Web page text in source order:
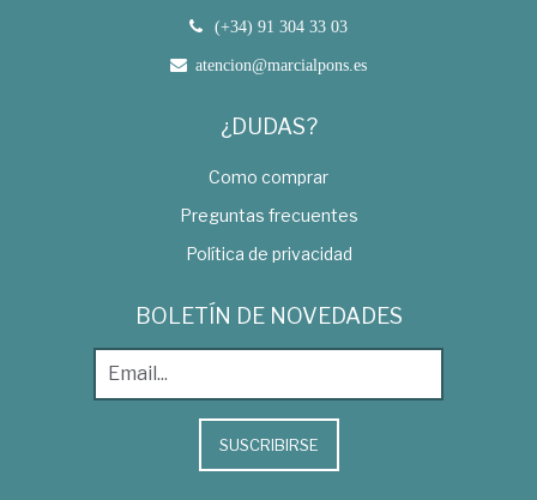
(+34) 91 304 33 03
atencion@marcialpons.es
¿DUDAS?
Como comprar
Preguntas frecuentes
Política de privacidad
BOLETÍN DE NOVEDADES
SUSCRIBIRSE